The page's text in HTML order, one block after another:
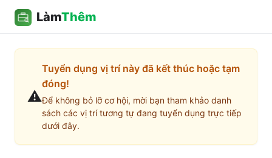
LàmThêm
⚠️
Tuyển dụng vị trí này đã kết thúc hoặc tạm
đóng!
Để không bỏ lỡ cơ hội, mời bạn tham khảo danh
sách các vị trí tương tự đang tuyển dụng trực tiếp
dưới đây.